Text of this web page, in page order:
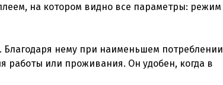
на котором видно все параметры: режим
нему при наименьшем потреблении
работы или проживания. Он удобен, когда в